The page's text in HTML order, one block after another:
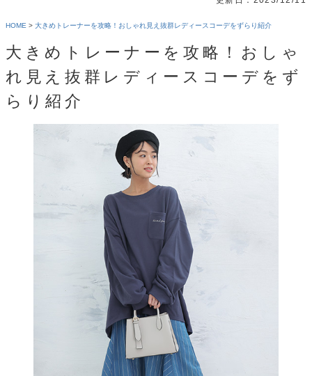
HOME > 大きめトレーナーを攻略！おしゃれ見え抜群レディースコーデをずらり紹介
大きめトレーナーを攻略！おしゃ
れ見え抜群レディースコーデをず
らり紹介